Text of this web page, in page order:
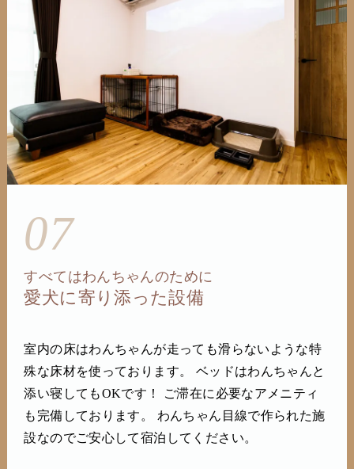
07
すべてはわんちゃんのために
愛犬に寄り添った設備
室内の床はわんちゃんが走っても滑らないような特
殊な床材を使っております。 ベッドはわんちゃんと
添い寝してもOKです！ ご滞在に必要なアメニティ
も完備しております。 わんちゃん目線で作られた施
設なのでご安心して宿泊してください。